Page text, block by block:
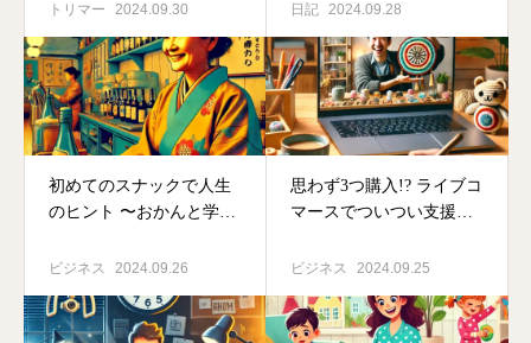
トリマー 2024.09.30 日記 2024.09.28
初めてのスナックで人生
のヒント 〜おかんと学ん
ビジネス 2024.09.26
思わず3つ購入!? ライブコ
マースでついつい支援し
ビジネス 2024.09.25